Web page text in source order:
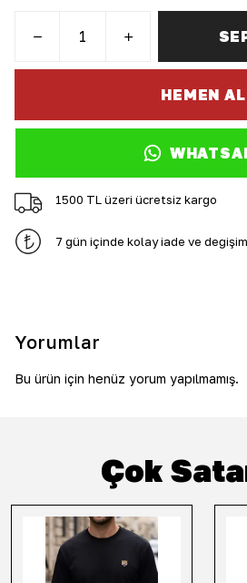
HEMEN AL
1500 TL üzeri ücretsiz kargo
7 gün içinde kolay iade ve değişim
Yorumlar
Bu ürün için henüz yorum yapılmamış.
Çok